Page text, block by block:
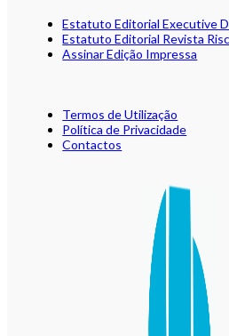
Estatuto Editorial Executive
Estatuto Editorial Revista
Assinar Edição Impressa
Termos de Utilização
Política de Privacidade
Contactos